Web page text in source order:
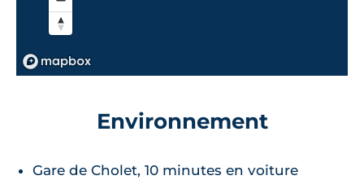
Environnement
Gare de Cholet, 10 minutes en voiture